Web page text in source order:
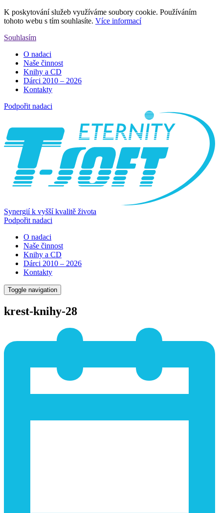
K poskytování služeb využíváme soubory cookie. Používáním
tohoto webu s tím souhlasíte. Více informací
Souhlasím
O nadaci
Naše činnost
Knihy a CD
Dárci 2010 – 2026
Kontakty
Podpořit nadaci
Synergií k vyšší kvalitě života
Podpořit nadaci
O nadaci
Naše činnost
Knihy a CD
Dárci 2010 – 2026
Kontakty
Toggle navigation
krest-knihy-28